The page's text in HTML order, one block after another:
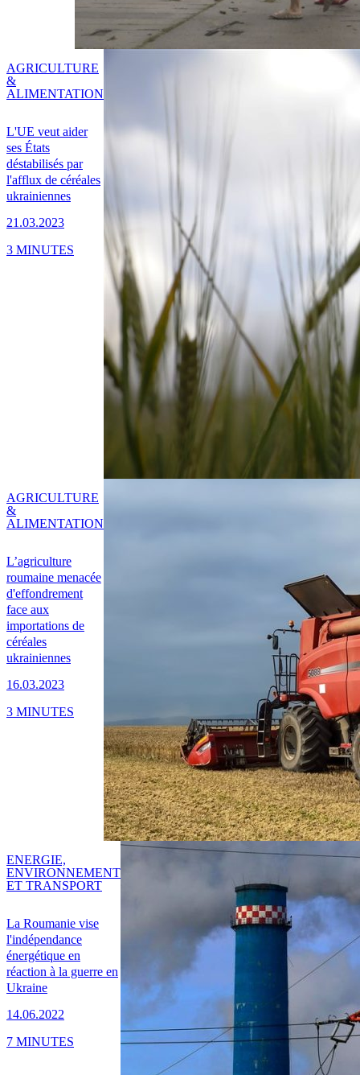
L'UE veut aider
ses États
déstabilisés par
l'afflux de céréales
ukrainiennes
21.03.2023
AGRICULTURE
&
ALIMENTATION
3 MINUTES
L’agriculture
roumaine menacée
d'effondrement
face aux
importations de
céréales
ukrainiennes
16.03.2023
AGRICULTURE
&
ALIMENTATION
3 MINUTES
La Roumanie vise
l'indépendance
énergétique en
réaction à la guerre en
Ukraine
14.06.2022
ENERGIE,
ENVIRONNEMENT
ET TRANSPORT
7 MINUTES